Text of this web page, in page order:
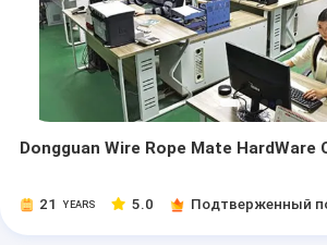
Dongguan Wire Rope Mate HardWare
21 YEARS 5.0 Подтверженный